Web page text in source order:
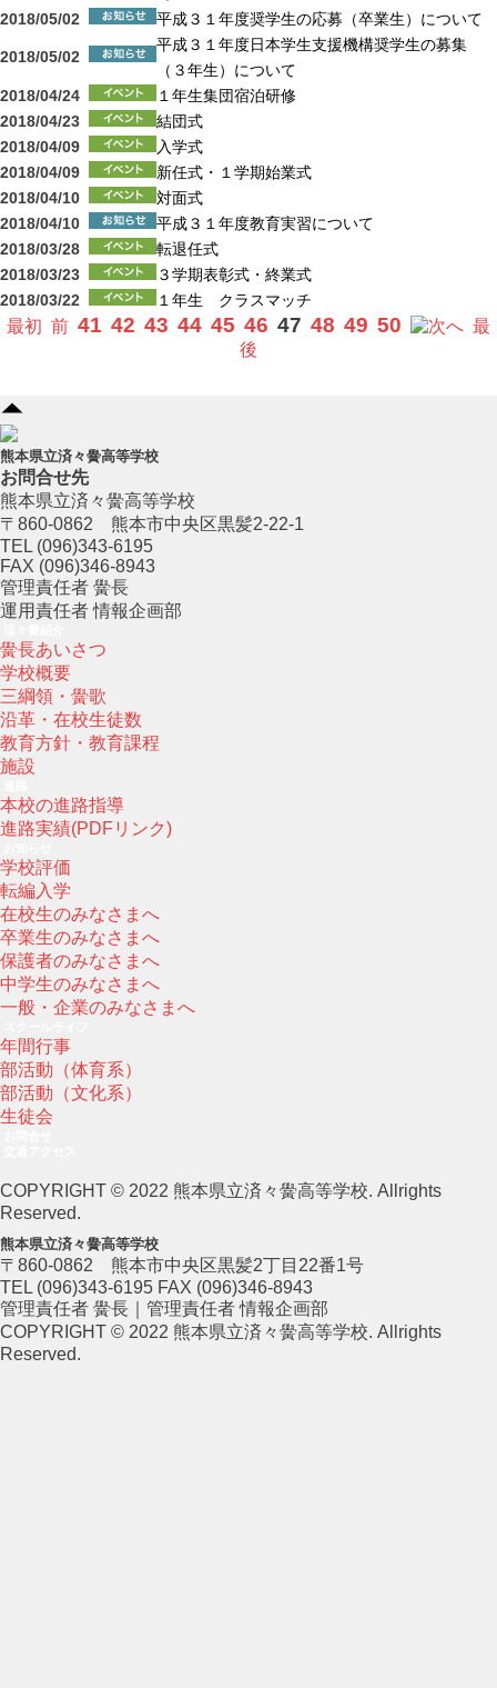
2018/05/02
平成３１年度奨学生の応募（卒業生）について
2018/05/02
平成３１年度日本学生支援機構奨学生の募集
（３年生）について
2018/04/24
１年生集団宿泊研修
2018/04/23
結団式
2018/04/09
入学式
2018/04/09
新任式・１学期始業式
2018/04/10
対面式
2018/04/10
平成３１年度教育実習について
2018/03/28
転退任式
2018/03/23
３学期表彰式・終業式
2018/03/22
１年生 クラスマッチ
最初 前 41 42 43 44 45 46 47 48 49 50 へ 最
後
熊本県立済々黌高等学校
お問合せ先
熊本県立済々黌高等学校
〒860-0862 熊本市中央区黒髪2-22-1
TEL (096)343-6195
FAX (096)346-8943
管理責任者 黌長
運用責任者 情報企画部
黌長あいさつ
学校概要
三綱領・黌歌
沿革・在校生徒数
教育方針・教育課程
施設
本校の進路指導
進路実績(PDFリンク)
学校評価
転編入学
在校生のみなさまへ
卒業生のみなさまへ
保護者のみなさまへ
中学生のみなさまへ
一般・企業のみなさまへ
年間行事
部活動（体育系）
部活動（文化系）
生徒会
COPYRIGHT © 2022 熊本県立済々黌高等学校. Allrights
Reserved.
熊本県立済々黌高等学校
〒860-0862 熊本市中央区黒髪2丁目22番1号
TEL (096)343-6195 FAX (096)346-8943
管理責任者 黌長｜管理責任者 情報企画部
COPYRIGHT © 2022 熊本県立済々黌高等学校. Allrights
Reserved.